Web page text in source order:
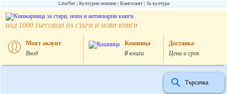
LiterNet Културни новини Книгосвят За култура
над 1000 търговци на стари и нови книги
Моят акаунт
Вход
Кошница
0книги
Доставка
Цена и срок
Търсачка